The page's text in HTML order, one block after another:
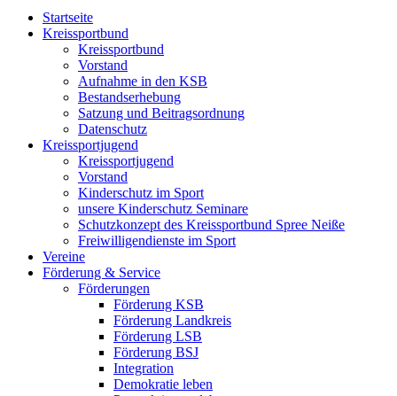
Startseite
Kreissportbund
Kreissportbund
Vorstand
Aufnahme in den KSB
Bestandserhebung
Satzung und Beitragsordnung
Datenschutz
Kreissportjugend
Kreissportjugend
Vorstand
Kinderschutz im Sport
unsere Kinderschutz Seminare
Schutzkonzept des Kreissportbund Spree Neiße
Freiwilligendienste im Sport
Vereine
Förderung & Service
Förderungen
Förderung KSB
Förderung Landkreis
Förderung LSB
Förderung BSJ
Integration
Demokratie leben